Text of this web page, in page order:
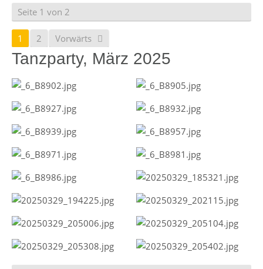
Seite 1 von 2
1 2 Vorwärts
Tanzparty, März 2025